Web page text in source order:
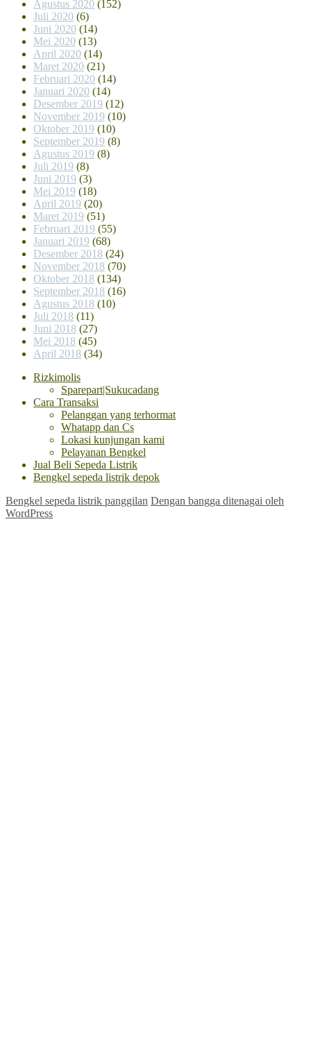
Agustus 2020 (152)
Juli 2020 (6)
Juni 2020 (14)
Mei 2020 (13)
April 2020 (14)
Maret 2020 (21)
Februari 2020 (14)
Januari 2020 (14)
Desember 2019 (12)
November 2019 (10)
Oktober 2019 (10)
September 2019 (8)
Agustus 2019 (8)
Juli 2019 (8)
Juni 2019 (3)
Mei 2019 (18)
April 2019 (20)
Maret 2019 (51)
Februari 2019 (55)
Januari 2019 (68)
Desember 2018 (24)
November 2018 (70)
Oktober 2018 (134)
September 2018 (16)
Agustus 2018 (10)
Juli 2018 (11)
Juni 2018 (27)
Mei 2018 (45)
April 2018 (34)
Rizkimolis
Sparepart|Sukucadang
Cara Transaksi
Pelanggan yang terhormat
Whatapp dan Cs
Lokasi kunjungan kami
Pelayanan Bengkel
Jual Beli Sepeda Listrik
Bengkel sepeda listrik depok
Bengkel sepeda listrik panggilan Dengan bangga ditenagai oleh
WordPress